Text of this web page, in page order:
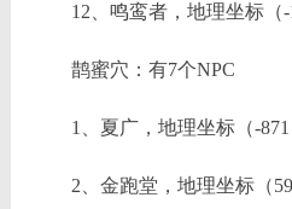
12、鸣鸾者，地理坐标（-
鹊蜜穴：有7个NPC
1、夏广，地理坐标（-871
2、金跑堂，地理坐标（